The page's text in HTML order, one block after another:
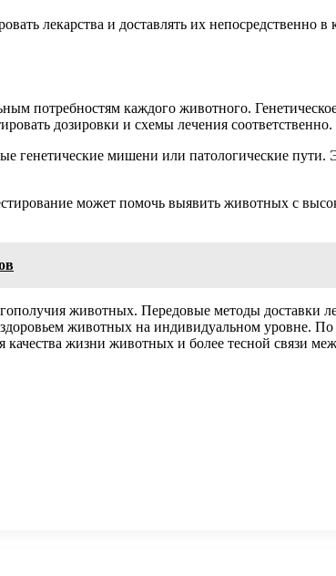
лекарства и доставлять их непосредственно
потребностям каждого животного.
дозировки и схемы лечения соответственно.
генетические мишени или патологические пути.
может помочь выявить животных с
животных. Передовые методы доставки
животных на индивидуальном уровне. По
качества жизни животных и более тесной связи